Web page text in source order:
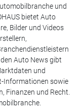
und
bietet Auto
Bilder und Videos
Auto News gibt
und
Informationen sowie
Finanzen und Recht.